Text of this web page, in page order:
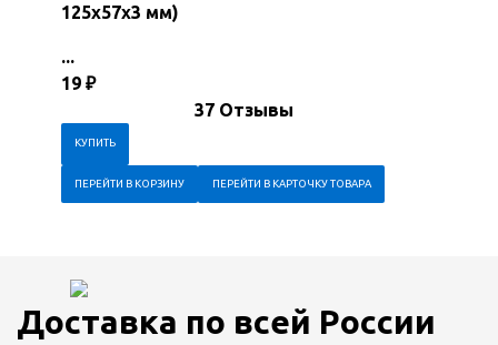
125х57х3 мм)
...
19 ₽
37 Отзывы
ПЕРЕЙТИ В КОРЗИНУ ПЕРЕЙТИ В КАРТОЧКУ ТОВАРА
Доставка по всей России